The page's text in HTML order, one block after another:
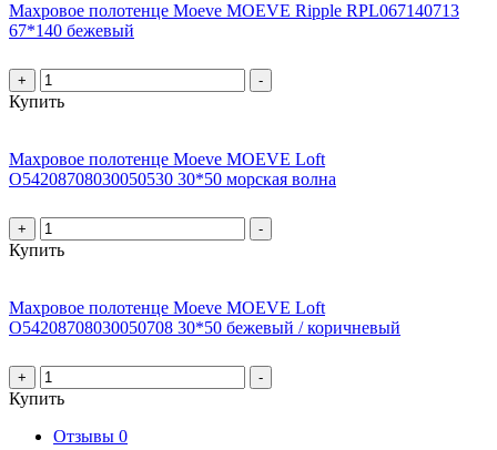
Махровое полотенце Moeve MOEVE Ripple RPL067140713
67*140 бежевый
+ -
Купить
Махровое полотенце Moeve MOEVE Loft
О54208708030050530 30*50 морская волна
+ -
Купить
Махровое полотенце Moeve MOEVE Loft
О54208708030050708 30*50 бежевый / коричневый
+ -
Купить
Отзывы 0